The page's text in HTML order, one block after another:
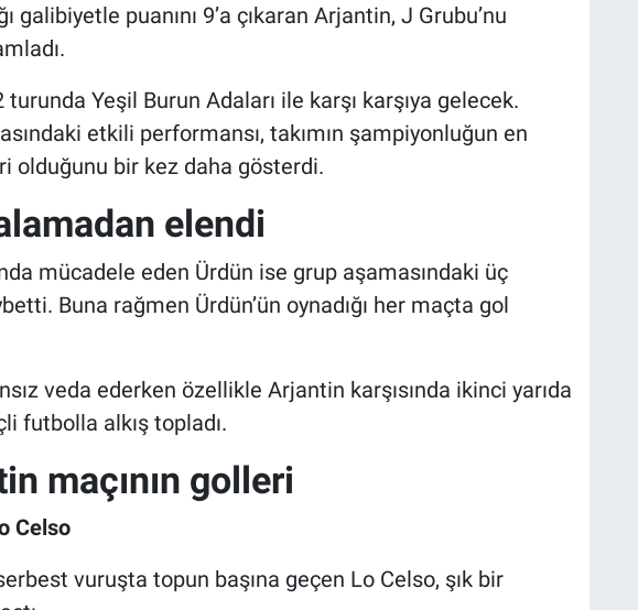
galibiyetle puanını 9’a çıkaran Arjantin, J Grubu’nu
Yeşil Burun Adaları ile karşı karşıya gelecek.
etkili performansı, takımın şampiyonluğun en
olduğunu bir kez daha gösterdi.
elendi
mücadele eden Ürdün ise grup aşamasındaki üç
Buna rağmen Ürdün’ün oynadığı her maçta gol
veda ederken özellikle Arjantin karşısında ikinci yarıda
futbolla alkış topladı.
maçının golleri
Celso
vuruşta topun başına geçen Lo Celso, şık bir